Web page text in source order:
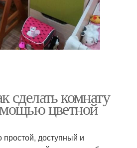
сделать комнату
цветной
доступный и